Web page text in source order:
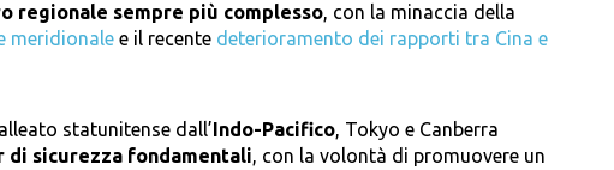
regionale sempre più complesso, con la minaccia della
meridionale e il recente deterioramento dei rapporti tra Cina e
statunitense dall’Indo-Pacifico, Tokyo e Canberra
di sicurezza fondamentali, con la volontà di promuovere un